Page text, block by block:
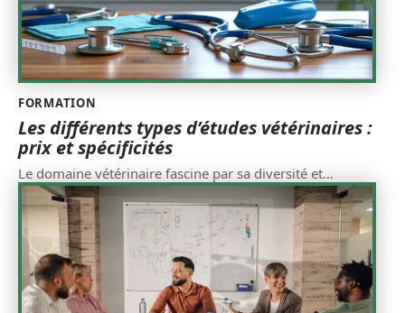
FORMATION
Les différents types d’études vétérinaires :
prix et spécificités
Le domaine vétérinaire fascine par sa diversité et…